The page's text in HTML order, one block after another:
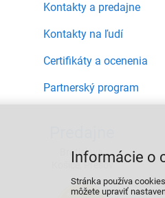
Kontakty a predajne
Kontakty na ľudí
Certifikáty a ocenenia
Partnerský program
Bratislava,
Košice, Prešov
Informácie o
Stránka používa
môžete upraviť